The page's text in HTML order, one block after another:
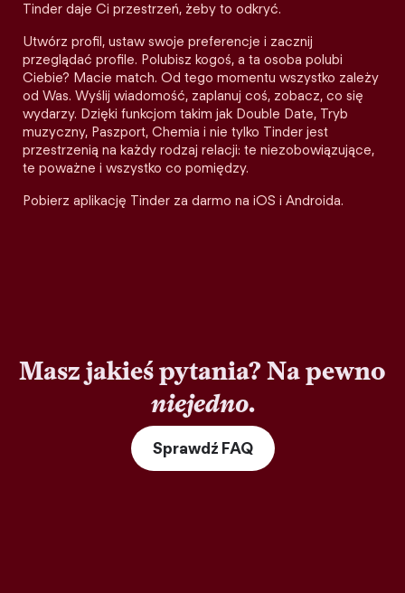
Tinder daje Ci przestrzeń, żeby to odkryć.
Utwórz profil, ustaw swoje preferencje i zacznij
przeglądać profile. Polubisz kogoś, a ta osoba polubi
Ciebie? Macie match. Od tego momentu wszystko zależy
od Was. Wyślij wiadomość, zaplanuj coś, zobacz, co się
wydarzy. Dzięki funkcjom takim jak Double Date, Tryb
muzyczny, Paszport, Chemia i nie tylko Tinder jest
przestrzenią na każdy rodzaj relacji: te niezobowiązujące,
te poważne i wszystko co pomiędzy.
Pobierz aplikację Tinder za darmo na iOS i Androida.
Masz jakieś pytania? Na pewno
niejedno.
Sprawdź FAQ